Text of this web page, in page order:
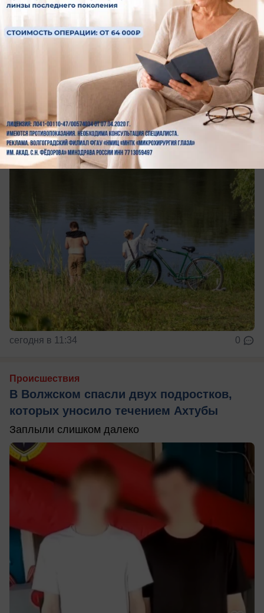
0
Волжанам объяснили, почему нельзя
прыгать в холодную воду после жары
Вода не всегда спасает от жары
сегодня в 11:34 0
Происшествия
В Волжском спасли двух подростков,
которых уносило течением Ахтубы
Заплыли слишком далеко